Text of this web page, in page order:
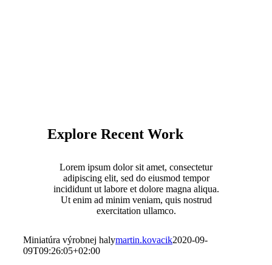
Explore Recent Work
Lorem ipsum dolor sit amet, consectetur
adipiscing elit, sed do eiusmod tempor
incididunt ut labore et dolore magna aliqua.
Ut enim ad minim veniam, quis nostrud
exercitation ullamco.
Miniatúra výrobnej halymartin.kovacik2020-09-
09T09:26:05+02:00